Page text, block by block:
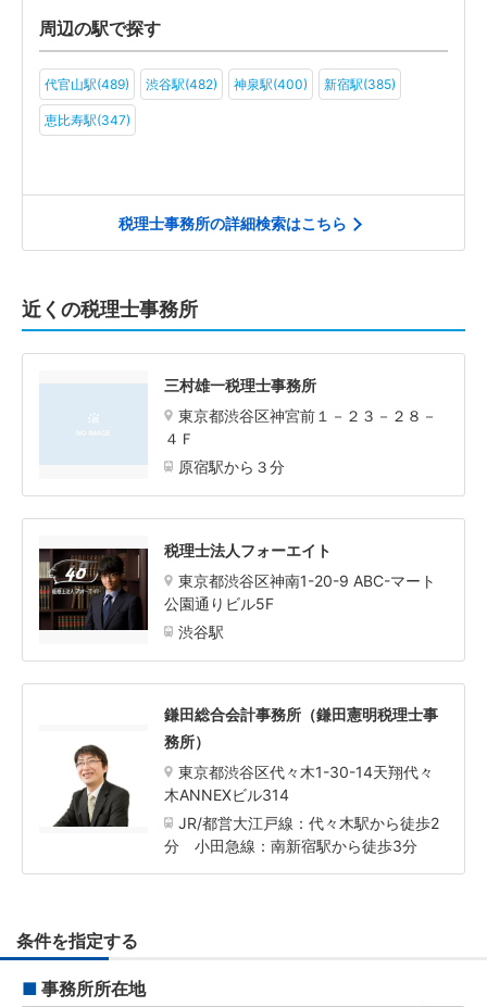
周辺の駅で探す
代官山駅(489) 渋谷駅(482) 神泉駅(400) 新宿駅(385)
恵比寿駅(347)
税理士事務所の詳細検索はこちら
近くの税理士事務所
三村雄一税理士事務所
東京都渋谷区神宮前１－２３－２８－
４Ｆ
原宿駅から３分
税理士法人フォーエイト
東京都渋谷区神南1-20-9 ABC-マート
公園通りビル5F
渋谷駅
鎌田総合会計事務所（鎌田憲明税理士事
務所）
東京都渋谷区代々木1-30-14天翔代々
木ANNEXビル314
JR/都営大江戸線：代々木駅から徒歩2
分 小田急線：南新宿駅から徒歩3分
条件を指定する
■ 事務所所在地